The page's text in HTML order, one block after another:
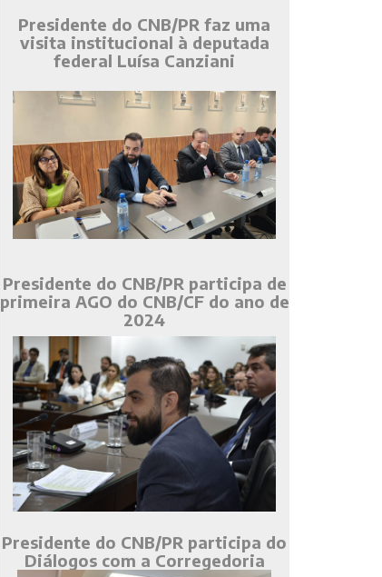
Presidente do CNB/PR faz uma
visita institucional à deputada
federal Luísa Canziani
Presidente do CNB/PR participa de
primeira AGO do CNB/CF do ano de
2024
Presidente do CNB/PR participa do
Diálogos com a Corregedoria